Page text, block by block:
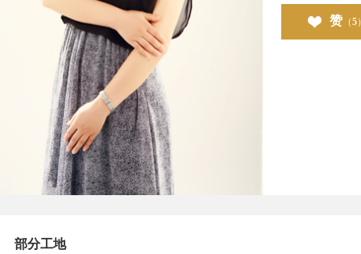
赞 （5
部分工地